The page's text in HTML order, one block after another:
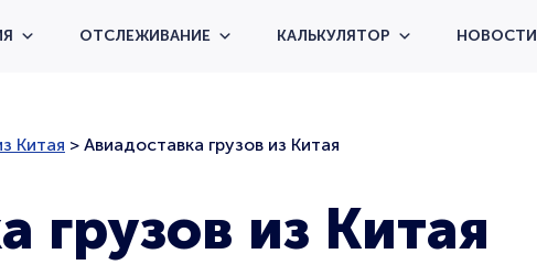
ОТСЛЕЖИВАНИЕ КАЛЬКУЛЯТОР НОВОСТИ
Китая > Авиадоставка грузов из Китая
грузов из Китая